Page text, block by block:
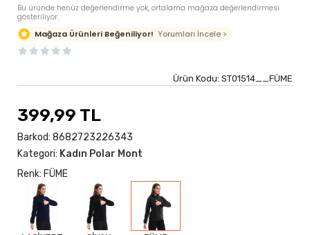
Bu üründe henüz değerlendirme yok, ortalama mağaza değerlendirmesi
gösteriliyor.
Mağaza Ürünleri Beğeniliyor! Yorumları İncele >
Ürün Kodu: ST01514__FÜME
399,99 TL
Barkod: 8682723226343
Kategori: Kadın Polar Mont
Renk: FÜME